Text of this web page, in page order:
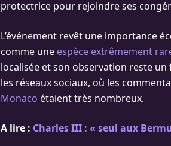
protectrice pour rejoindre ses
L’événement revêt une importance
comme une espèce extrêmement
localisée et son observation reste
les réseaux sociaux, où les
Monaco étaient très nombreux.
A lire : Charles III : « seul aux